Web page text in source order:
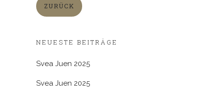
ZURÜCK
NEUESTE BEITRÄGE
Svea Juen 2025
Svea Juen 2025